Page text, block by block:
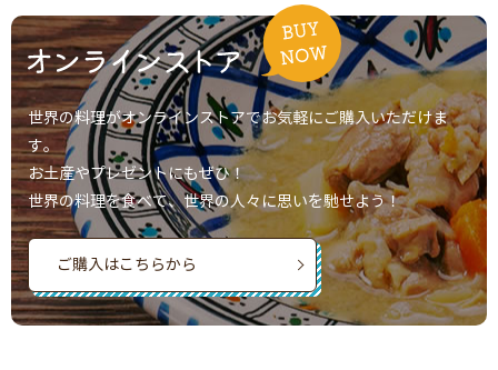
世界の料理がオンラインストアでお気軽にご購入いただけま
す。
お土産やプレゼントにもぜひ！
世界の料理を食べて、世界の人々に思いを馳せよう！
ご購入はこちらから